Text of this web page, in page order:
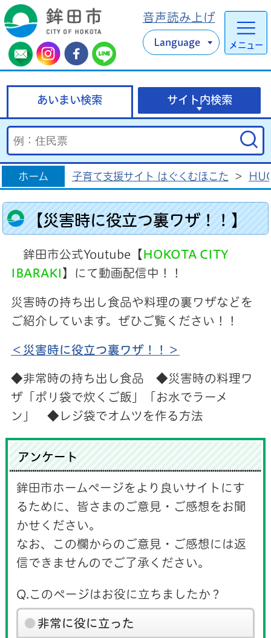
メニュー
音声読み上げ
Language
あいまい検索 サイト内検索
ホーム 子育て支援サイト はぐくむほこた >
【災害時に役立つ裏ワザ！！】
鉾田市公式Youtube【 HOKOTA CITY
IBARAKI 】にて動画配信中！！
災害時の持ち出し食品や料理の裏ワザなどを
ご紹介しています。ぜひご覧ください！！
＜災害時に役立つ裏ワザ！！＞
◆非常時の持ち出し食品 ◆災害時の料理ワ
ザ「ポリ袋で炊くご飯」「お水でラーメ
ン」 ◆レジ袋でオムツを作る方法
アンケート
鉾田市ホームページをより良いサイトにす
るために、皆さまのご意見・ご感想をお聞
かせください。
なお、この欄からのご意見・ご感想には返
信できませんのでご了承ください。
Q.このページはお役に立ちましたか？
非常に役に立った